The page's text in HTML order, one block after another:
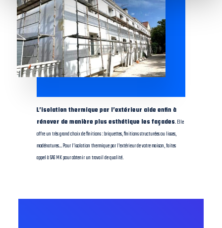
L’isolation thermique par l’extérieur aide enfin à
rénover de manière plus esthétique les façades. Elle
offre un très grand choix de finitions : briquettes, finitions structurées ou lisses,
modénatures… Pour l’isolation thermique par l’extérieur de votre maison, faites
appel à SAS MK pour obtenir un travail de qualité.